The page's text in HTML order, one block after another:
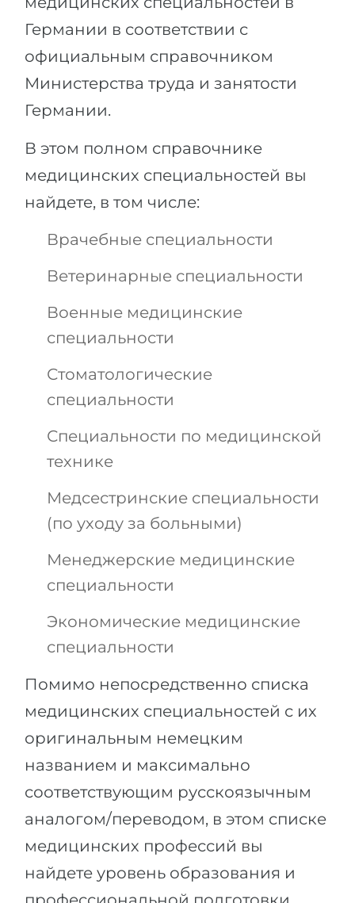
Германии в соответствии с
официальным справочником
Министерства труда и занятости
Германии.
В этом полном справочнике
медицинских специальностей вы
найдете, в том числе:
Врачебные специальности
Ветеринарные специальности
Военные медицинские
специальности
Стоматологические
специальности
Специальности по медицинской
технике
Медсестринские специальности
(по уходу за больными)
Менеджерские медицинские
специальности
Экономические медицинские
специальности
Помимо непосредственно списка
медицинских специальностей с их
оригинальным немецким
названием и максимально
соответствующим русскоязычным
аналогом/переводом, в этом списке
медицинских профессий вы
найдете уровень образования и